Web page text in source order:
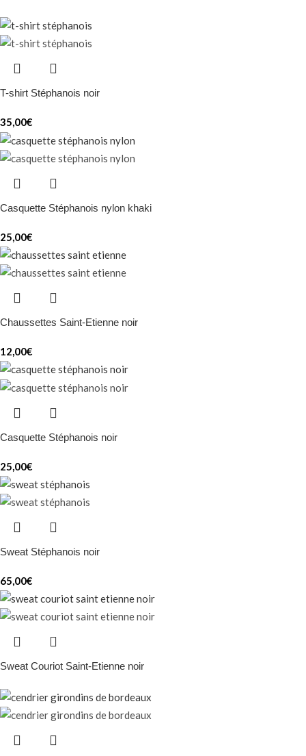
T-shirt Stéphanois noir
35,00€
Casquette Stéphanois nylon khaki
25,00€
Chaussettes Saint-Etienne noir
12,00€
Casquette Stéphanois noir
25,00€
Sweat Stéphanois noir
65,00€
Sweat Couriot Saint-Etienne noir